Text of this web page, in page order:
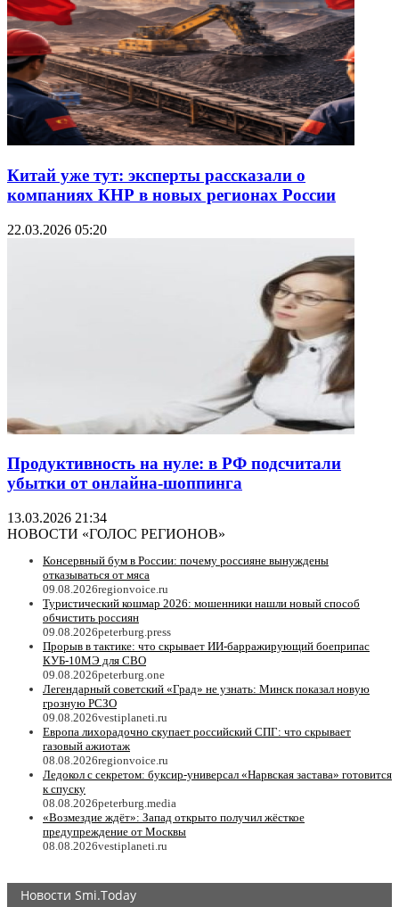
Китай уже тут: эксперты рассказали о
компаниях КНР в новых регионах России
22.03.2026 05:20
Продуктивность на нуле: в РФ подсчитали
убытки от онлайна-шоппинга
13.03.2026 21:34
НОВОСТИ «ГОЛОС РЕГИОНОВ»
Консервный бум в России: почему россияне вынуждены
отказываться от мяса
09.08.2026regionvoice.ru
Туристический кошмар 2026: мошенники нашли новый способ
обчистить россиян
09.08.2026peterburg.press
Прорыв в тактике: что скрывает ИИ-барражирующий боеприпас
КУБ-10МЭ для СВО
09.08.2026peterburg.one
Легендарный советский «Град» не узнать: Минск показал новую
грозную РСЗО
09.08.2026vestiplaneti.ru
Европа лихорадочно скупает российский СПГ: что скрывает
газовый ажиотаж
08.08.2026regionvoice.ru
Ледокол с секретом: буксир-универсал «Нарвская застава» готовится
к спуску
08.08.2026peterburg.media
«Возмездие ждёт»: Запад открыто получил жёсткое
предупреждение от Москвы
08.08.2026vestiplaneti.ru